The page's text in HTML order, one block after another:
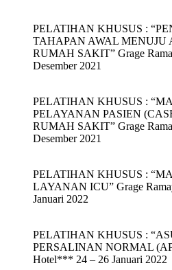
PELATIHAN KHUSUS :
TAHAPAN AWAL MENUJU
RUMAH SAKIT” Grage
Desember 2021
PELATIHAN KHUSUS :
PELAYANAN PASIEN
RUMAH SAKIT” Grage
Desember 2021
PELATIHAN KHUSUS :
LAYANAN ICU” Grage
Januari 2022
PELATIHAN KHUSUS :
PERSALINAN NORMAL
Hotel*** 24 – 26 Januari 2022